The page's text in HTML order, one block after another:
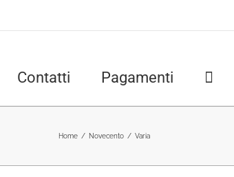
Contatti Pagamenti
Home / Novecento / Varia